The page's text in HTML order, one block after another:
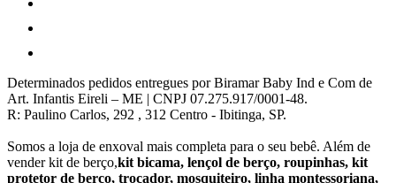
Determinados pedidos entregues por Biramar Baby Ind e Com de
Art. Infantis Eireli – ME | CNPJ 07.275.917/0001-48.
R: Paulino Carlos, 292 , 312 Centro - Ibitinga, SP.
Somos a loja de enxoval mais completa para o seu bebê. Além de
vender kit de berço,kit bicama, lençol de berço, roupinhas, kit
protetor de berço, trocador, mosquiteiro, linha montessoriana,